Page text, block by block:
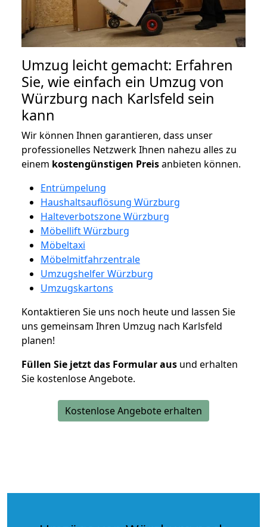
Umzug leicht gemacht: Erfahren
Sie, wie einfach ein Umzug von
Würzburg nach Karlsfeld sein
kann
Wir können Ihnen garantieren, dass unser
professionelles Netzwerk Ihnen nahezu alles zu
einem kostengünstigen Preisanbieten können.
Entrümpelung
Haushaltsauflösung Würzburg
Halteverbotszone Würzburg
Möbellift Würzburg
Möbeltaxi
Möbelmitfahrzentrale
Umzugshelfer Würzburg
Umzugskartons
Kontaktieren Sie uns noch heute und lassen Sie
uns gemeinsam Ihren Umzug nach Karlsfeld
planen!
Füllen Sie jetzt das Formular aus und erhalten
Sie kostenlose Angebote.
Kostenlose Angebote erhalten